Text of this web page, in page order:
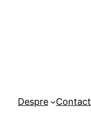
Despre Contact